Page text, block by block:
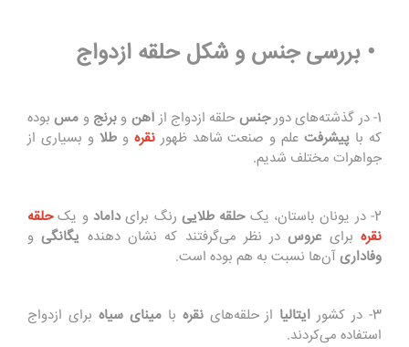
• بررسی جنس و شکل حلقه ازدواج
1- در گذشته‌های دور جنس حلقه ازدواج ازآهن وبرنجو مس بوده
که با پیشرفت علم و صنعت شاهد ظهورنقرهوطلاو بسیاری از
جواهرات مختلف شدیم.
2- در یونان باستان، یک حلقه طلاییرنگ برایدامادو یکحلقه
نقرهبرای عروس در نظر می‌گرفتند که نشان دهنده یگانگی و
وفاداریآن‌ها نسبت به هم بوده است.
3- در کشور ایتالیا از حلقه‌هاینقره بامینای سیاه برای ازدواج
استفاده می‌کردند.